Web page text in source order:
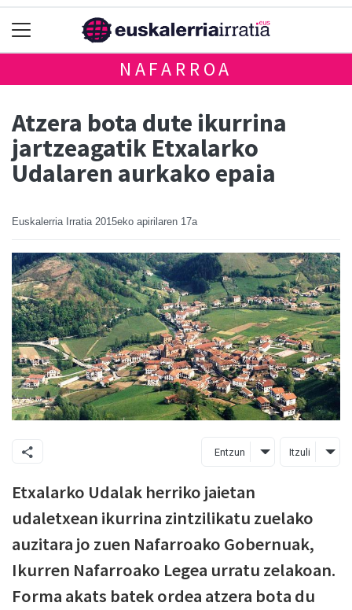
NAFARROA
Atzera bota dute ikurrina
jartzeagatik Etxalarko
Udalaren aurkako epaia
Euskalerria Irratia 2015eko apirilaren 17a
Entzun Itzuli
Etxalarko Udalak herriko jaietan
udaletxean ikurrina zintzilikatu zuelako
auzitara jo zuen Nafarroako Gobernuak,
Ikurren Nafarroako Legea urratu zelakoan.
Forma akats batek ordea atzera bota du